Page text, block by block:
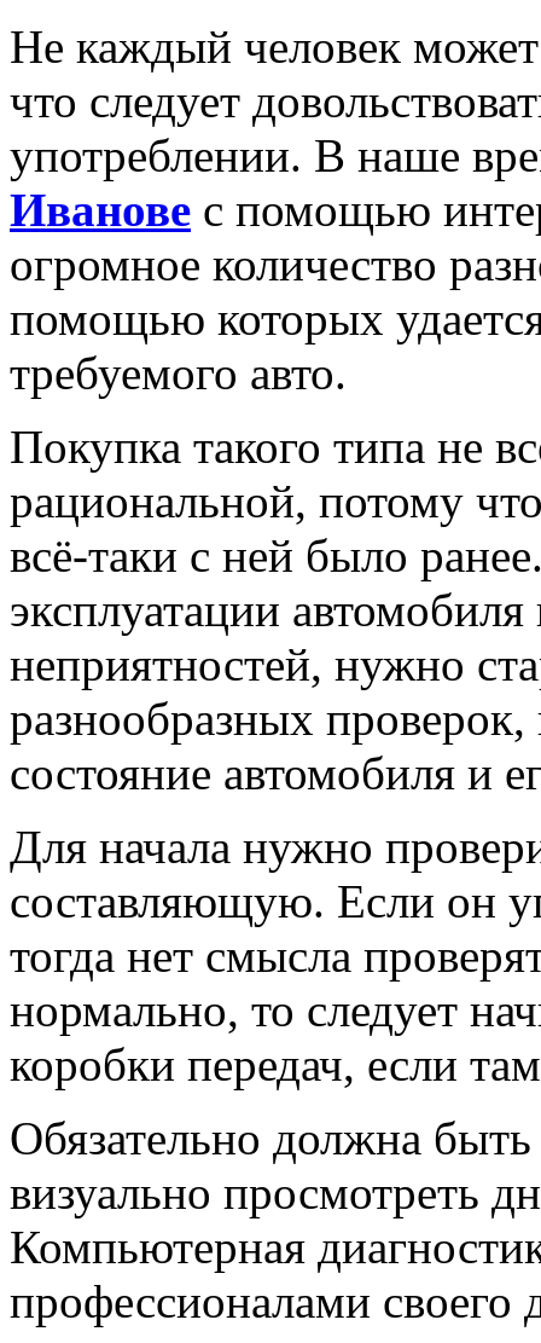
Не каждый человек
что следует
употреблении. В наше
Иванове с помощью
огромное количество
помощью которых
требуемого авто.
Покупка такого типа не
рациональной, потому
всё-таки с ней было
эксплуатации
неприятностей, нужно
разнообразных
состояние автомобиля и
Для начала нужно
составляющую. Если он
тогда нет смысла
нормально, то следует
коробки передач, если
Обязательно должна
визуально просмотреть
Компьютерная
профессионалами своего